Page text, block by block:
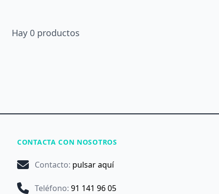
Hay 0 productos
CONTACTA CON NOSOTROS
Contacto: pulsar aquí
Teléfono: 91 141 96 05